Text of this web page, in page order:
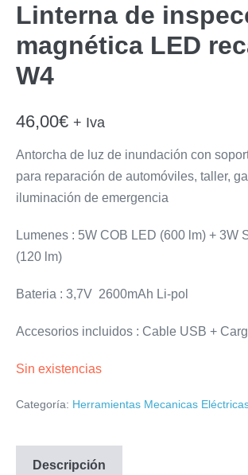
Linterna de
magnética LED
W4
46,00€ + Iva
Antorcha de luz de inundación con
para reparación de automóviles, taller,
iluminación de emergencia
Lumenes : 5W COB LED (600 lm) + 3W
(120 lm)
Bateria : 3,7V 2600mAh Li-pol
Accesorios incluidos : Cable USB +
Sin existencias
Categoría: Herramientas Mecanicas
Descripción